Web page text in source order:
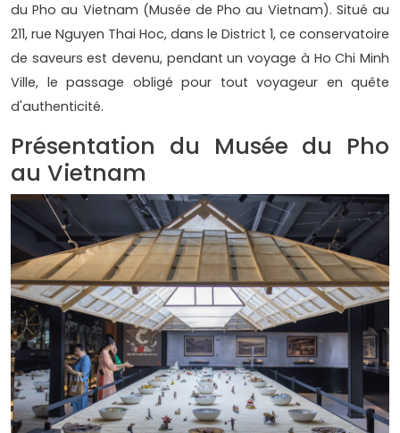
du Pho au Vietnam (Musée de Pho au Vietnam). Situé au
211, rue Nguyen Thai Hoc, dans le District 1, ce conservatoire
de saveurs est devenu, pendant un voyage à Ho Chi Minh
Ville, le passage obligé pour tout voyageur en quête
d'authenticité.
Présentation du Musée du Pho
au Vietnam